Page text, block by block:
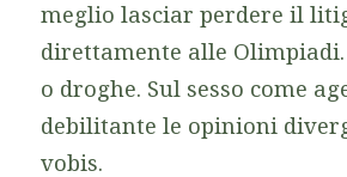
meglio lasciar perdere il
direttamente alle
o droghe. Sul sesso come
debilitante le opinioni
vobis.